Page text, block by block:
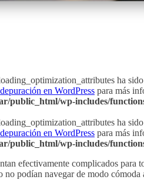
ha
depuración en WordPress para más
public_html/wp-includes/
ha
depuración en WordPress para más
public_html/wp-includes/
efectivamente complicados
no podían navegar de modo